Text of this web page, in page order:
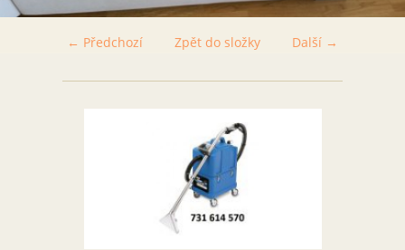
← Předchozí Další →
Zpět do složky